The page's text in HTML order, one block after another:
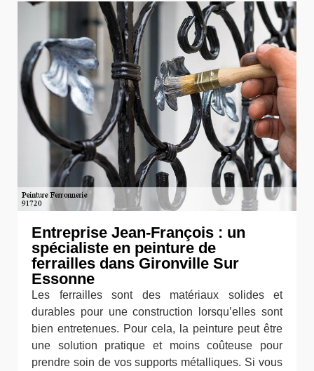
Entreprise Jean-François : un
spécialiste en peinture de
ferrailles dans Gironville Sur
Essonne
Les ferrailles sont des matériaux solides et
durables pour une construction lorsqu’elles sont
bien entretenues. Pour cela, la peinture peut être
une solution pratique et moins coûteuse pour
prendre soin de vos supports métalliques. Si vous